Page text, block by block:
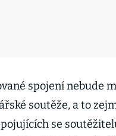
spojení nebude
soutěže, a to
se